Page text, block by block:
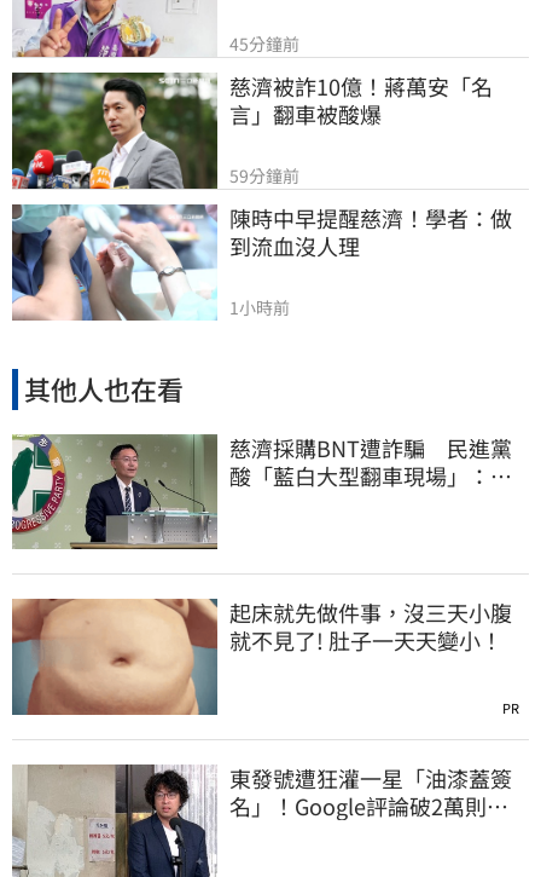
45分鐘前
慈濟被詐10億！蔣萬安「名
言」翻車被酸爆
59分鐘前
陳時中早提醒慈濟！學者：做
到流血沒人理
1小時前
其他人也在看
慈濟採購BNT遭詐騙 民進黨
酸「藍白大型翻車現場」：應
起床就先做件事，沒三天小腹
就不見了! 肚子一天天變小！
PR
東發號遭狂灌一星「油漆蓋簽
名」！Google評論破2萬則